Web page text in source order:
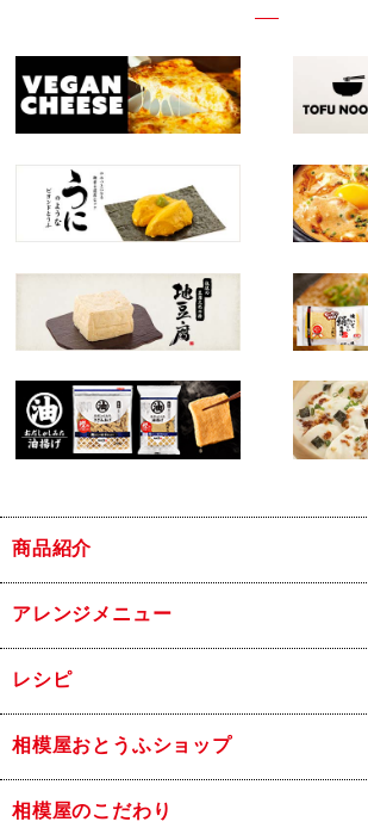
商品紹介
アレンジメニュー
レシピ
相模屋おとうふショップ
相模屋のこだわり